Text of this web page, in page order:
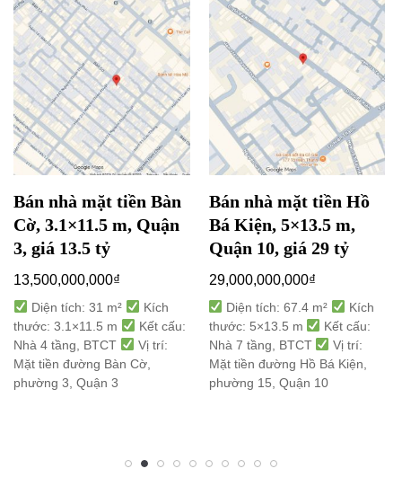
Bán nhà mặt tiền Bàn
Cờ, 3.1×11.5 m, Quận
3, giá 13.5 tỷ
13,500,000,000₫
Diện tích: 31 m²
Kích
thước: 3.1×11.5 m
Kết cấu:
Nhà 4 tầng, BTCT
Vị trí:
Mặt tiền đường Bàn Cờ,
phường 3, Quận 3
Bán nhà mặt tiền Hồ
Bá Kiện, 5×13.5 m,
Quận 10, giá 29 tỷ
29,000,000,000₫
Diện tích: 67.4 m²
Kích
thước: 5×13.5 m
Kết cấu:
Nhà 7 tầng, BTCT
Vị trí:
Mặt tiền đường Hồ Bá Kiện,
phường 15, Quận 10